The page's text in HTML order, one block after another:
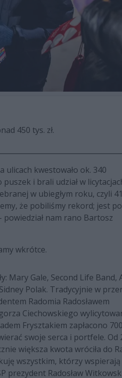
450 tys. zł.
ulicach kwestowało ok. 340
i brali udział w
w ubiegłym roku, czyli
że pobiliśmy rekord; jest
powiedział nam rano Bartosz
wkrótce.
Mary Gale, Second Life Band,
Polak. Tradycyjnie w
Radomia Radosławem
Ciechowskiego
Frysztakiem zapłacono
swoje serca i portfele. Od
większa kwota wróciła do
wszystkim, którzy wspierają
prezydent Radosław